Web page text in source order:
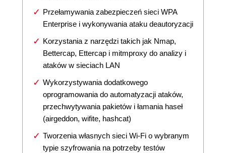
Przełamywania zabezpieczeń sieci WPA
Enterprise i wykonywania ataku deautoryzacji
Korzystania z narzędzi takich jak Nmap,
Bettercap, Ettercap i mitmproxy do analizy i
ataków w sieciach LAN
Wykorzystywania dodatkowego
oprogramowania do automatyzacji ataków,
przechwytywania pakietów i łamania haseł
(airgeddon, wifite, hashcat)
Tworzenia własnych sieci Wi-Fi o wybranym
typie szyfrowania na potrzeby testów